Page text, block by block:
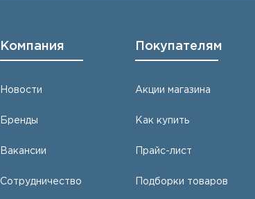
Компания
Новости
Бренды
Вакансии
Сотрудничество
Покупателям
Акции магазина
Как купить
Прайс-лист
Подборки товаров